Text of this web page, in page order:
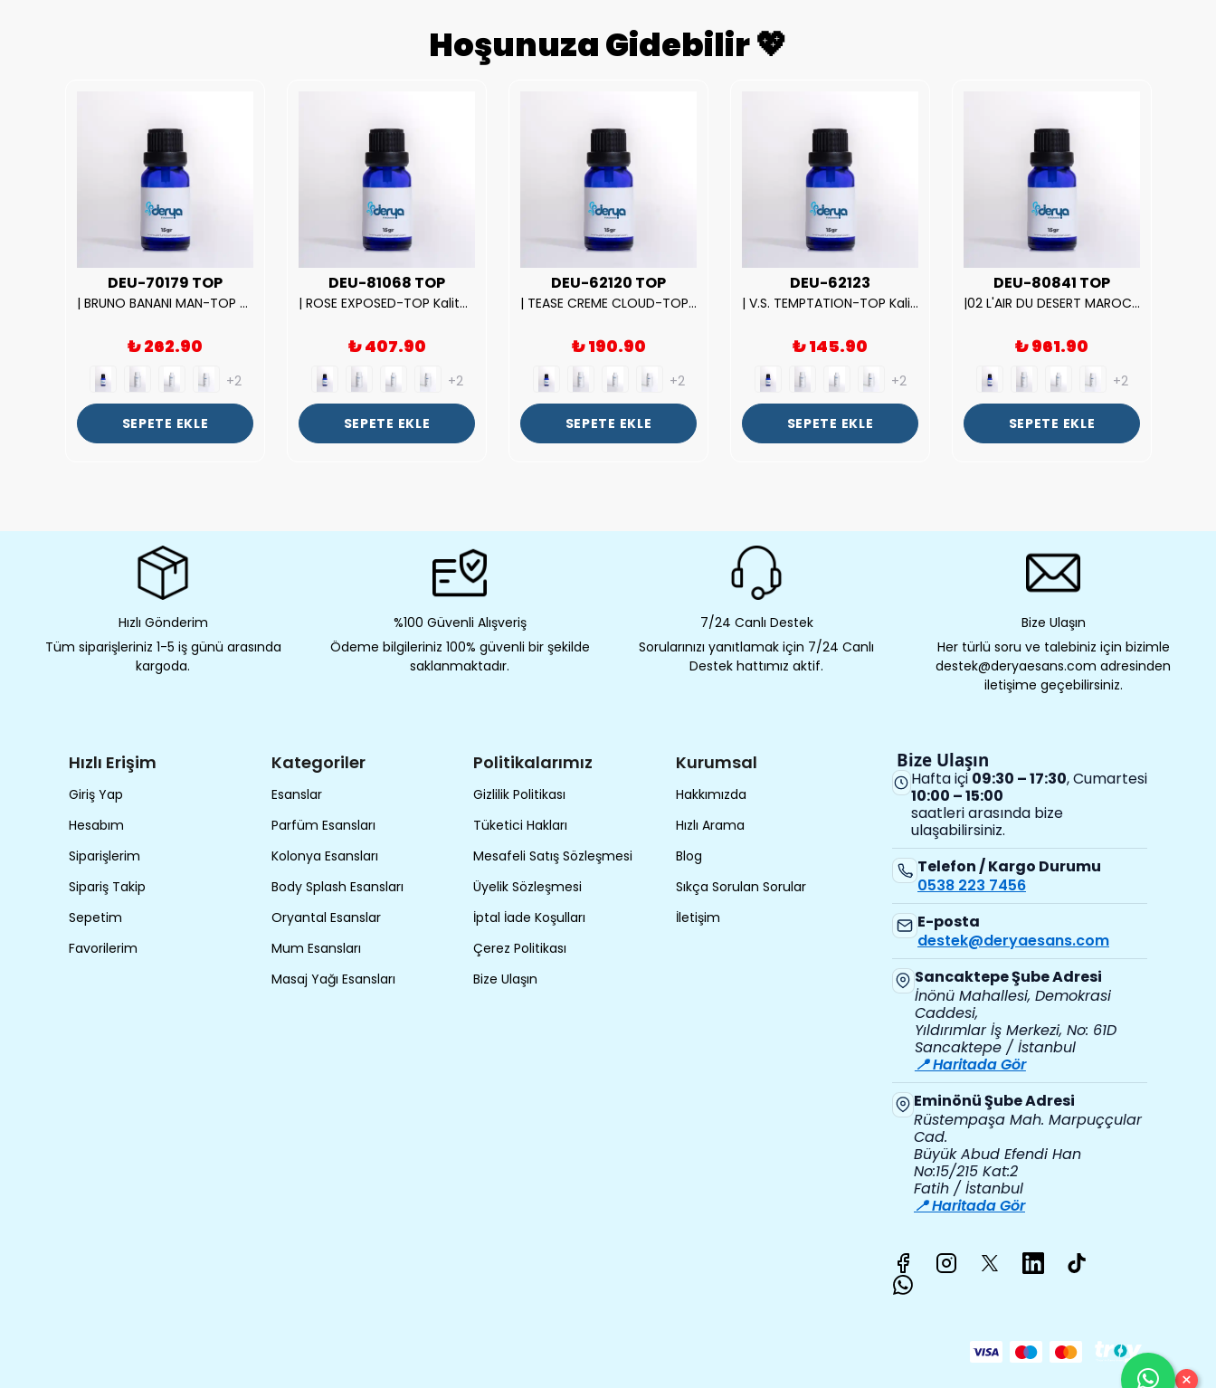
Hoşunuza Gidebilir 💖
DEU-70179 TOP
| BRUNO BANANI MAN-TOP Kalite Erkek Parfüm Esansı.|
₺ 262.90
+2
SEPETE EKLE
DEU-81068 TOP
| ROSE EXPOSED-TOP Kalite Unısex Parfüm Esansı.|
₺ 407.90
+2
SEPETE EKLE
DEU-62120 TOP
| TEASE CREME CLOUD-TOP Kalite Kadın Parfüm Esansı.|
₺ 190.90
+2
SEPETE EKLE
DEU-62123
| V.S. TEMPTATION-TOP Kalite Kadın Parfüm Esansı.|
₺ 145.90
+2
SEPETE EKLE
DEU-80841 TOP
|02 L'AIR DU DESERT MAROCAIN-TOP Kalite Unısex Parfüm Esansı.|
₺ 961.90
+2
SEPETE EKLE
Hızlı Gönderim
Tüm siparişleriniz 1-5 iş günü arasında
kargoda.
%100 Güvenli Alışveriş
Ödeme bilgileriniz 100% güvenli bir şekilde
saklanmaktadır.
7/24 Canlı Destek
Sorularınızı yanıtlamak için 7/24 Canlı
Destek hattımız aktif.
Bize Ulaşın
Her türlü soru ve talebiniz için bizimle
destek@deryaesans.com adresinden
iletişime geçebilirsiniz.
Hızlı Erişim
Giriş Yap
Hesabım
Siparişlerim
Sipariş Takip
Sepetim
Favorilerim
Kategoriler
Esanslar
Parfüm Esansları
Kolonya Esansları
Body Splash Esansları
Oryantal Esanslar
Mum Esansları
Masaj Yağı Esansları
Politikalarımız
Gizlilik Politikası
Tüketici Hakları
Mesafeli Satış Sözleşmesi
Üyelik Sözleşmesi
İptal İade Koşulları
Çerez Politikası
Bize Ulaşın
Kurumsal
Hakkımızda
Hızlı Arama
Blog
Sıkça Sorulan Sorular
İletişim
Bize Ulaşın
Hafta içi 09:30 – 17:30, Cumartesi
10:00 – 15:00
saatleri arasında bize
ulaşabilirsiniz.
Telefon / Kargo Durumu
0538 223 7456
E-posta
destek@deryaesans.com
Sancaktepe Şube Adresi
İnönü Mahallesi, Demokrasi
Caddesi,
Yıldırımlar İş Merkezi, No: 61D
Sancaktepe / İstanbul
📍 Haritada Gör
Eminönü Şube Adresi
Rüstempaşa Mah. Marpuççular
Cad.
Büyük Abud Efendi Han
No:15/215 Kat:2
Fatih / İstanbul
📍 Haritada Gör
×